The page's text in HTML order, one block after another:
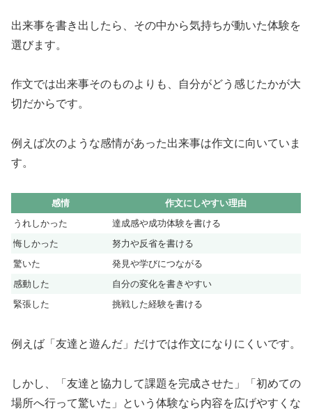
出来事を書き出したら、その中から気持ちが動いた体験を
選びます。
作文では出来事そのものよりも、自分がどう感じたかが大
切だからです。
例えば次のような感情があった出来事は作文に向いていま
す。
感情
作文にしやすい理由
うれしかった
達成感や成功体験を書ける
悔しかった
努力や反省を書ける
驚いた
発見や学びにつながる
感動した
自分の変化を書きやすい
緊張した
挑戦した経験を書ける
例えば「友達と遊んだ」だけでは作文になりにくいです。
しかし、「友達と協力して課題を完成させた」「初めての
場所へ行って驚いた」という体験なら内容を広げやすくな